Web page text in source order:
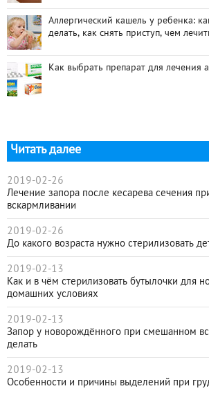
Аллергический кашель у ребенка:
делать, как снять приступ, чем
Как выбрать препарат для лечения
Читать далее
2019-02-26
Лечение запора после кесарева сечения
вскармливании
2019-02-26
До какого возраста нужно стерилизовать
2019-02-13
Как и в чём стерилизовать бутылочки для
домашних условиях
2019-02-13
Запор у новорождённого при смешанном
делать
2019-02-13
Особенности и причины выделений при